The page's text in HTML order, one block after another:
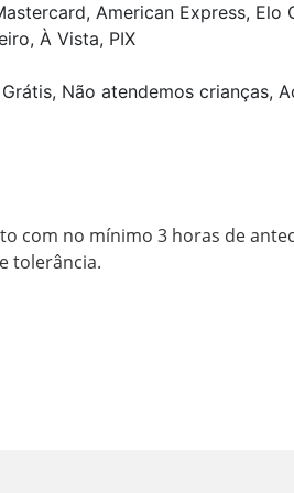
American Express, Elo
À Vista, PIX
Não atendemos crianças,
com no mínimo 3 horas de